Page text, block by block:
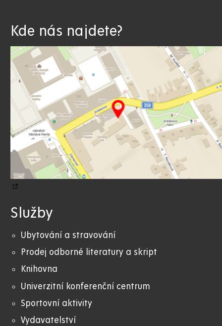
Kde nás najdete?
Služby
Ubytování a stravování
Prodej odborné literatury a skript
Knihovna
Univerzitní konferenční centrum
Sportovní aktivity
Vydavatelství